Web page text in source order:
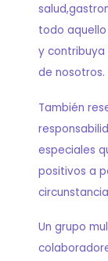
todo
y contribuya
de nosotros.
También
especiales
positivos a
Un grupo